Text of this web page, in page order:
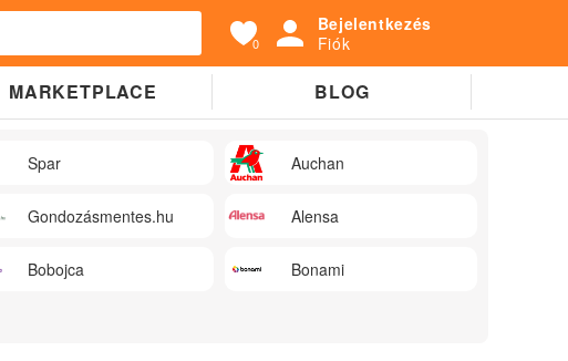
0
Bejelentkezés
Fiók
MARKETPLACE BLOG
Spar Auchan
Gondozásmentes.hu Alensa
Bobojca Bonami